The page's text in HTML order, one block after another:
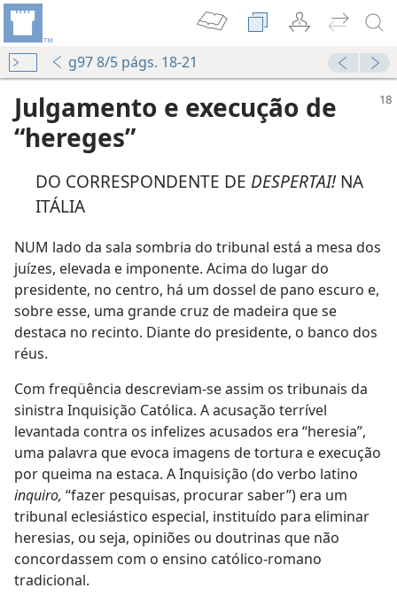
g97 8/5 págs. 18-21
Julgamento e execução de
“hereges”
DO CORRESPONDENTE DE DESPERTAI! NA
ITÁLIA
NUM lado da sala sombria do tribunal está a mesa dos
juízes, elevada e imponente. Acima do lugar do
presidente, no centro, há um dossel de pano escuro e,
sobre esse, uma grande cruz de madeira que se
destaca no recinto. Diante do presidente, o banco dos
réus.
Com freqüência descreviam-se assim os tribunais da
sinistra Inquisição Católica. A acusação terrível
levantada contra os infelizes acusados era “heresia”,
uma palavra que evoca imagens de tortura e execução
por queima na estaca. A Inquisição (do verbo latino
inquiro, “fazer pesquisas, procurar saber”) era um
tribunal eclesiástico especial, instituído para eliminar
heresias, ou seja, opiniões ou doutrinas que não
concordassem com o ensino católico-romano
tradicional.